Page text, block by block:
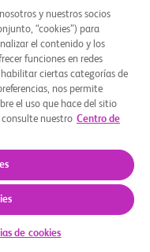
Preferencias de cookies
y nuestros socios
“cookies”) para
el contenido y los
funciones en redes
habilitar ciertas categorías de
nos permite
el uso que hace del sitio
nuestro Centro de
de cookies